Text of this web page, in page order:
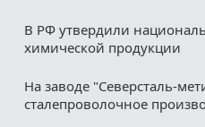
В РФ утвердили
химической продукции
На заводе "Северсталь-
сталепроволочное